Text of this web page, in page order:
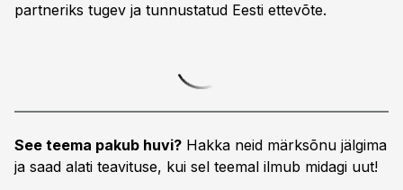
partneriks tugev ja tunnustatud Eesti ettevõte.
See teema pakub huvi? Hakka neid märksõnu jälgima
ja saad alati teavituse, kui sel teemal ilmub midagi uut!